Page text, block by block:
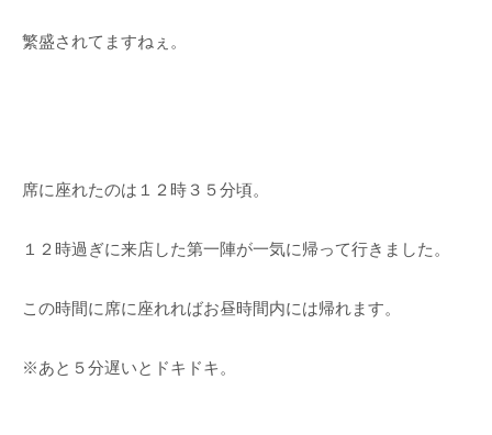
繁盛されてますねぇ。
席に座れたのは１２時３５分頃。
１２時過ぎに来店した第一陣が一気に帰って行きました。
この時間に席に座れればお昼時間内には帰れます。
※あと５分遅いとドキドキ。